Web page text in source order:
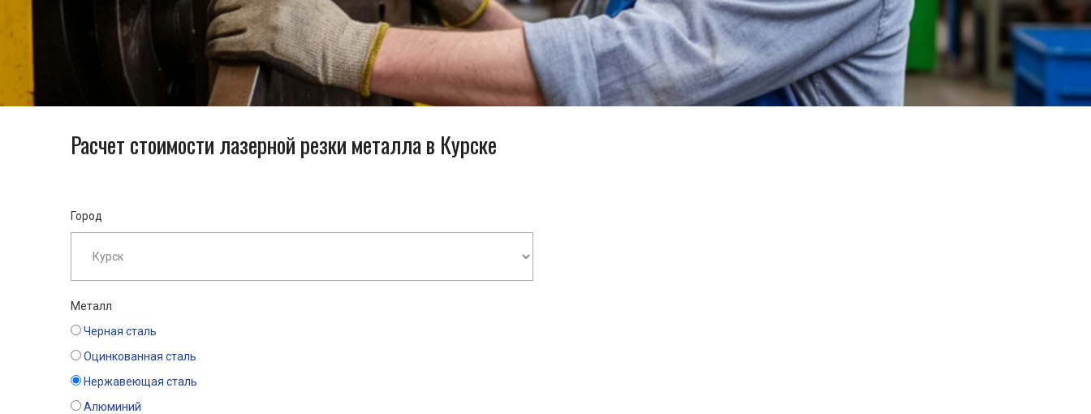
Расчет стоимости лазерной резки металла в Курске
Город
Металл
Черная сталь
Оцинкованная сталь
Нержавеющая сталь
Алюминий